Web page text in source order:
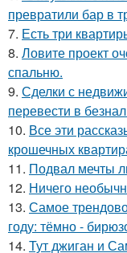
превратили бар в
7. Есть три
8. Ловите проект
спальню.
9. Сделки с
перевести в
10. Все эти
крошечных
11. Подвал мечты
12. Ничего
13. Самое
году: тёмно -
14. Тут джиган и